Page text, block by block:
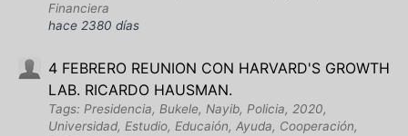
Financiera
hace 2380 días
4 FEBRERO REUNION CON HARVARD'S GROWTH
LAB. RICARDO HAUSMAN.
Tags: Presidencia, Bukele, Nayib, Policia, 2020,
Universidad, Estudio, Educaión, Ayuda, Cooperación,